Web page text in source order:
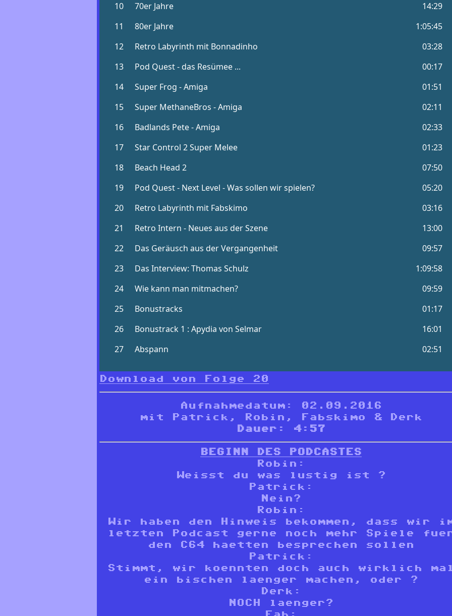
Download von Folge 20
Aufnahmedatum: 02.09.2016
mit Patrick, Robin, Fabskimo & Derk
Dauer: 4:57
BEGINN DES PODCASTES
Robin:
Weisst du was lustig ist ?
Patrick:
Nein?
Robin:
Wir haben den Hinweis bekommen, dass wir
letzten Podcast gerne noch mehr Spiele
den C64 haetten besprechen sollen
Patrick:
Stimmt, wir koennten doch auch wirklich
ein bischen laenger machen, oder ?
Derk:
NOCH laenger?
Fab :